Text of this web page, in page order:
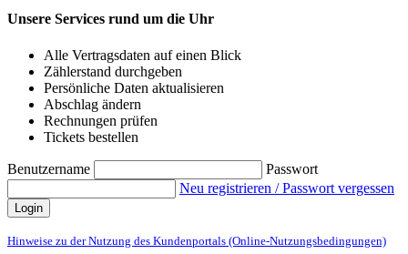
Unsere Services rund um die Uhr
Alle Vertragsdaten auf einen Blick
Zählerstand durchgeben
Persönliche Daten aktualisieren
Abschlag ändern
Rechnungen prüfen
Tickets bestellen
Benutzername
Passwort
Neu registrieren / Passwort vergessen
Login
Hinweise zu der Nutzung des Kundenportals (Online-Nutzungsbedingungen)